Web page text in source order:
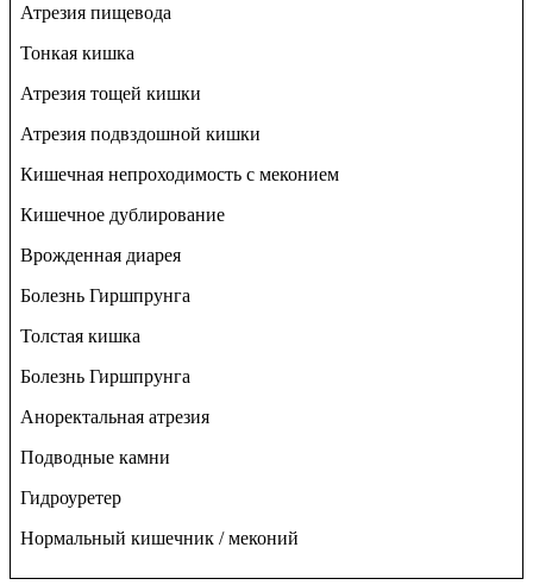
Атрезия пищевода
Тонкая кишка
Атрезия тощей кишки
Атрезия подвздошной кишки
Кишечная непроходимость с меконием
Кишечное дублирование
Врожденная диарея
Болезнь Гиршпрунга
Толстая кишка
Болезнь Гиршпрунга
Аноректальная атрезия
Подводные камни
Гидроуретер
Нормальный кишечник / меконий